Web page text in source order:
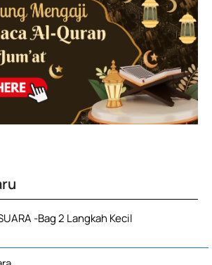
-Bag 2 Langkah Kecil